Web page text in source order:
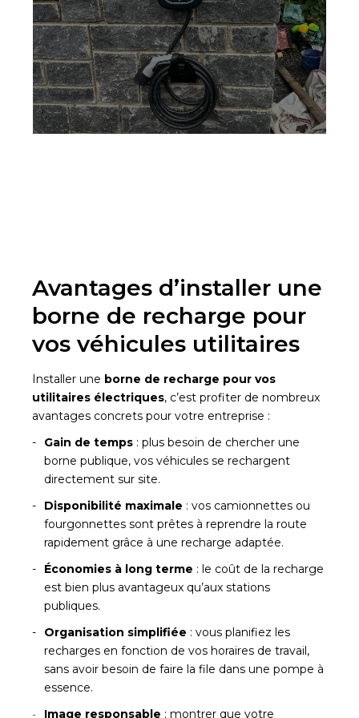
Avantages d’installer une
borne de recharge pour
vos véhicules utilitaires
Installer une borne de recharge pour vos
utilitaires électriques, c’est profiter de nombreux
avantages concrets pour votre entreprise :
Gain de temps : plus besoin de chercher une
borne publique, vos véhicules se rechargent
directement sur site.
Disponibilité maximale : vos camionnettes ou
fourgonnettes sont prêtes à reprendre la route
rapidement grâce à une recharge adaptée.
Économies à long terme : le coût de la recharge
est bien plus avantageux qu’aux stations
publiques.
Organisation simplifiée : vous planifiez les
recharges en fonction de vos horaires de travail,
sans avoir besoin de faire la file dans une pompe à
essence.
Image responsable : montrer que votre